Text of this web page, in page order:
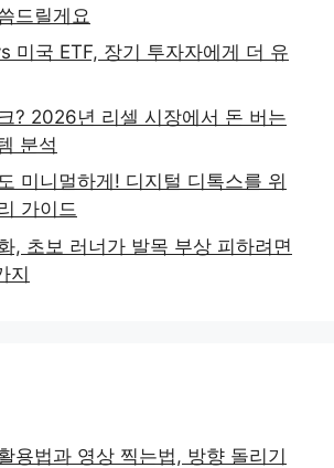
드릴게요
미국 ETF, 장기 투자자에게 더 유
? 2026년 리셀 시장에서 돈 버는
분석
미니멀하게! 디지털 디톡스를 위
가이드
, 초보 러너가 발목 부상 피하려면
지
용법과 영상 찍는법, 방향 돌리기